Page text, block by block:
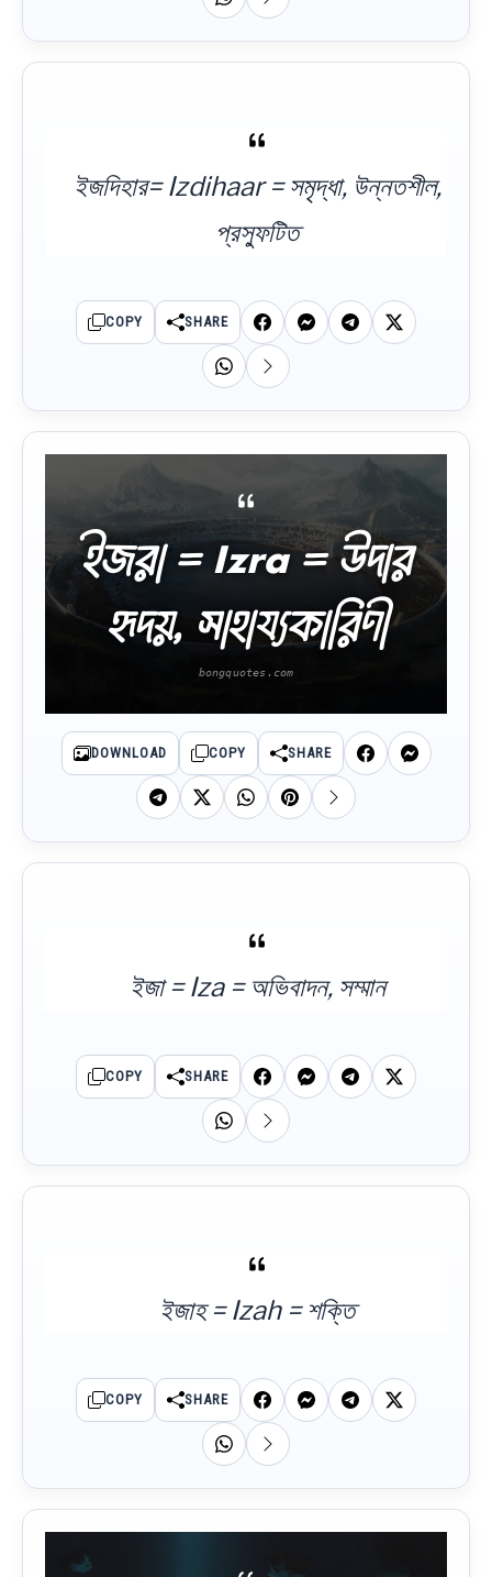
ইজদিহার= Izdihaar = সমৃদ্ধা, উন্নতশীল,
প্রস্ফুটিত
COPY SHARE
ইজরা = Izra = উদার
হৃদয়, সাহায্যকারিণী
DOWNLOAD COPY SHARE
ইজা = Iza = অভিবাদন, সম্মান
COPY SHARE
ইজাহ = Izah = শক্তি
COPY SHARE